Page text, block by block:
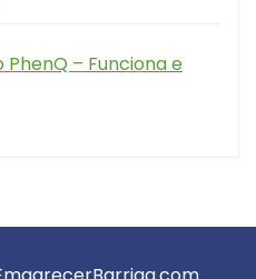
PhenQ – Funciona e